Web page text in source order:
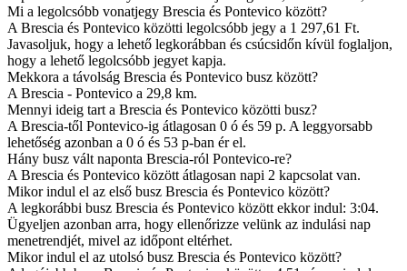
Mi a legolcsóbb vonatjegy Brescia és Pontevico között?
A Brescia és Pontevico közötti legolcsóbb jegy a 1 297,61 Ft.
Javasoljuk, hogy a lehető legkorábban és csúcsidőn kívül foglaljon,
hogy a lehető legolcsóbb jegyet kapja.
Mekkora a távolság Brescia és Pontevico busz között?
A Brescia - Pontevico a 29,8 km.
Mennyi ideig tart a Brescia és Pontevico közötti busz?
A Brescia-től Pontevico-ig átlagosan 0 ó és 59 p. A leggyorsabb
lehetőség azonban a 0 ó és 53 p-ban ér el.
Hány busz vált naponta Brescia-ról Pontevico-re?
A Brescia és Pontevico között átlagosan napi 2 kapcsolat van.
Mikor indul el az első busz Brescia és Pontevico között?
A legkorábbi busz Brescia és Pontevico között ekkor indul: 3:04.
Ügyeljen azonban arra, hogy ellenőrizze velünk az indulási nap
menetrendjét, mivel az időpont eltérhet.
Mikor indul el az utolsó busz Brescia és Pontevico között?